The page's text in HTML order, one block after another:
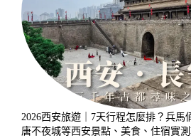
2026西安旅遊｜7天行程怎麼排？兵馬
唐不夜城等西安景點、美食、住宿實